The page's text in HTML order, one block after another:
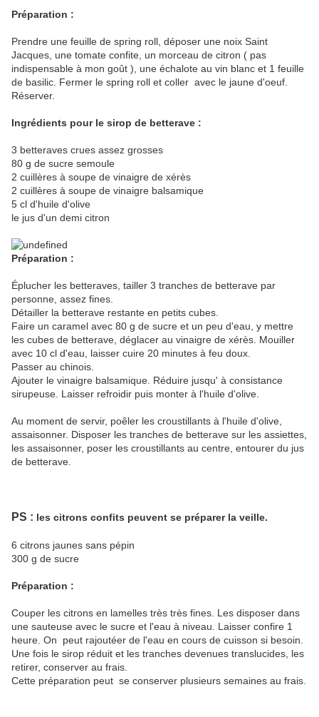
Préparation :
Prendre une feuille de spring roll, déposer une noix Saint
Jacques, une tomate confite, un morceau de citron ( pas
indispensable à mon goût ), une échalote au vin blanc et 1 feuille
de basilic. Fermer le spring roll et coller avec le jaune d'oeuf.
Réserver.
Ingrédients pour le sirop de betterave :
3 betteraves crues assez grosses
80 g de sucre semoule
2 cuillères à soupe de vinaigre de xérès
2 cuillères à soupe de vinaigre balsamique
5 cl d'huile d'olive
le jus d'un demi citron
Préparation :
Éplucher les betteraves, tailler 3 tranches de betterave par
personne, assez fines.
Détailler la betterave restante en petits cubes.
Faire un caramel avec 80 g de sucre et un peu d'eau, y mettre
les cubes de betterave, déglacer au vinaigre de xérès. Mouiller
avec 10 cl d'eau, laisser cuire 20 minutes à feu doux.
Passer au chinois.
Ajouter le vinaigre balsamique. Réduire jusqu' à consistance
sirupeuse. Laisser refroidir puis monter à l'huile d'olive.
Au moment de servir, poêler les croustillants à l'huile d'olive,
assaisonner. Disposer les tranches de betterave sur les assiettes,
les assaisonner, poser les croustillants au centre, entourer du jus
de betterave.
PS : les citrons confits peuvent se préparer la veille.
6 citrons jaunes sans pépin
300 g de sucre
Préparation :
Couper les citrons en lamelles très très fines. Les disposer dans
une sauteuse avec le sucre et l'eau à niveau. Laisser confire 1
heure. On peut rajoutéer de l'eau en cours de cuisson si besoin.
Une fois le sirop réduit et les tranches devenues translucides, les
retirer, conserver au frais.
Cette préparation peut se conserver plusieurs semaines au frais.